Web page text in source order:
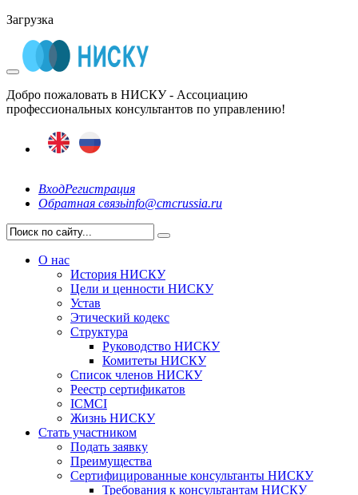
Загрузка
Добро пожаловать в НИСКУ - Ассоциацию
профессиональных консультантов по управлению!
ВходРегистрация
Обратная связьinfo@cmcrussia.ru
О нас
История НИСКУ
Цели и ценности НИСКУ
Устав
Этический кодекс
Структура
Руководство НИСКУ
Комитеты НИСКУ
Список членов НИСКУ
Реестр сертификатов
ICMCI
Жизнь НИСКУ
Стать участником
Подать заявку
Преимущества
Сертифицированные консультанты НИСКУ
Требования к консультантам НИСКУ